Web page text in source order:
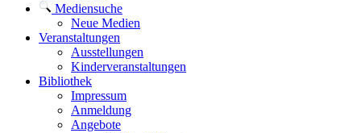
Mediensuche
Neue Medien
Veranstaltungen
Ausstellungen
Kinderveranstaltungen
Bibliothek
Impressum
Anmeldung
Angebote